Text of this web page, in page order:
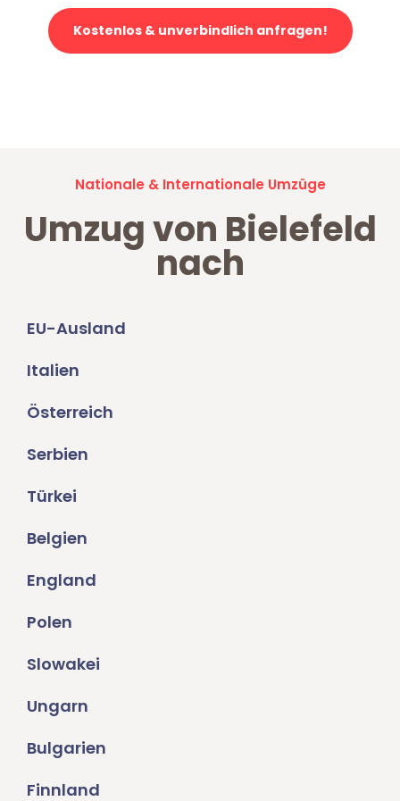
Kostenlos & unverbindlich anfragen!
Nationale & Internationale Umzüge
Umzug von Bielefeld
nach
EU-Ausland
Italien
Österreich
Serbien
Türkei
Belgien
England
Polen
Slowakei
Ungarn
Bulgarien
Finnland